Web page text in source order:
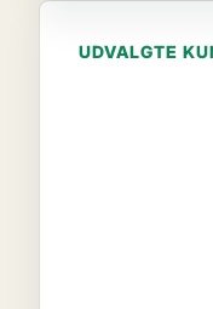
UDVALGTE